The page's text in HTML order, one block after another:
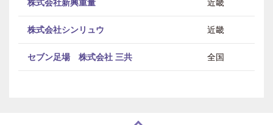
株式会社新興重量 近畿
株式会社シンリュウ 近畿
セブン足場 株式会社 三共 全国